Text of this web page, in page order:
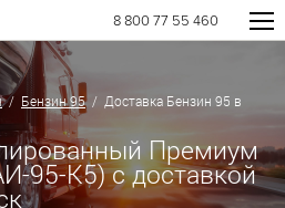
8 800 77 55 460
/ Бензин 95/ Доставка Бензин 95 в
Премиум
95-К5) с доставкой